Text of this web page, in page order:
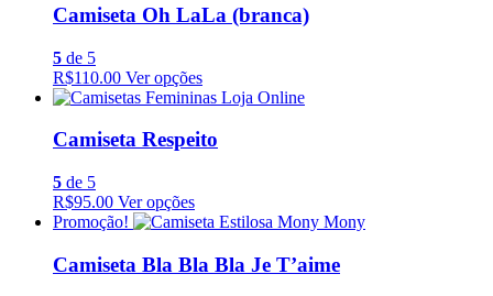
Camiseta Oh LaLa (branca)
5 de 5
R$110.00 Ver opções
Camiseta Respeito
5 de 5
R$95.00 Ver opções
Promoção!
Camiseta Bla Bla Bla Je T’aime